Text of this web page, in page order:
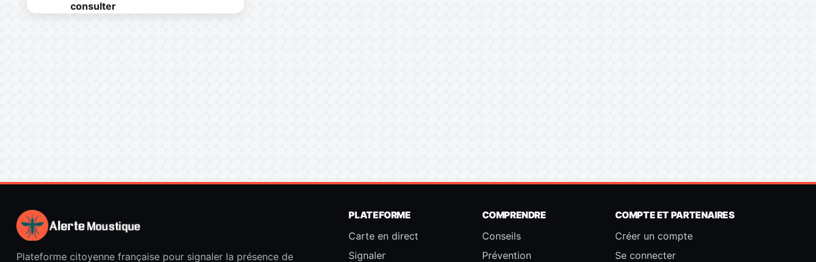
consulter
Plateforme citoyenne française pour signaler la présence de
PLATEFORME
Carte en direct
Signaler
COMPRENDRE
Conseils
Prévention
COMPTE ET PARTENAIRES
Créer un compte
Se connecter